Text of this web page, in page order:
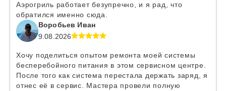
Аэрогриль работает безупречно, и я рад, что
обратился именно сюда.
Воробьев Иван
9.08.2026
Хочу поделиться опытом ремонта моей системы
бесперебойного питания в этом сервисном центре.
После того как система перестала держать заряд, я
отнес её в сервис. Мастера провели полную